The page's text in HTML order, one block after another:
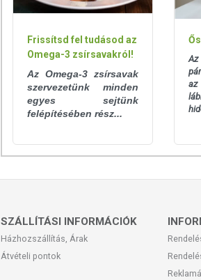
Frissítsd fel tudásod az
Omega-3 zsírsavakról!
Az Omega-3 zsírsavak
szervezetünk minden
egyes sejtünk
felépítésében rész...
SZÁLLÍTÁSI INFORMÁCIÓK
Házhozszállítás, Árak
Átvételi pontok